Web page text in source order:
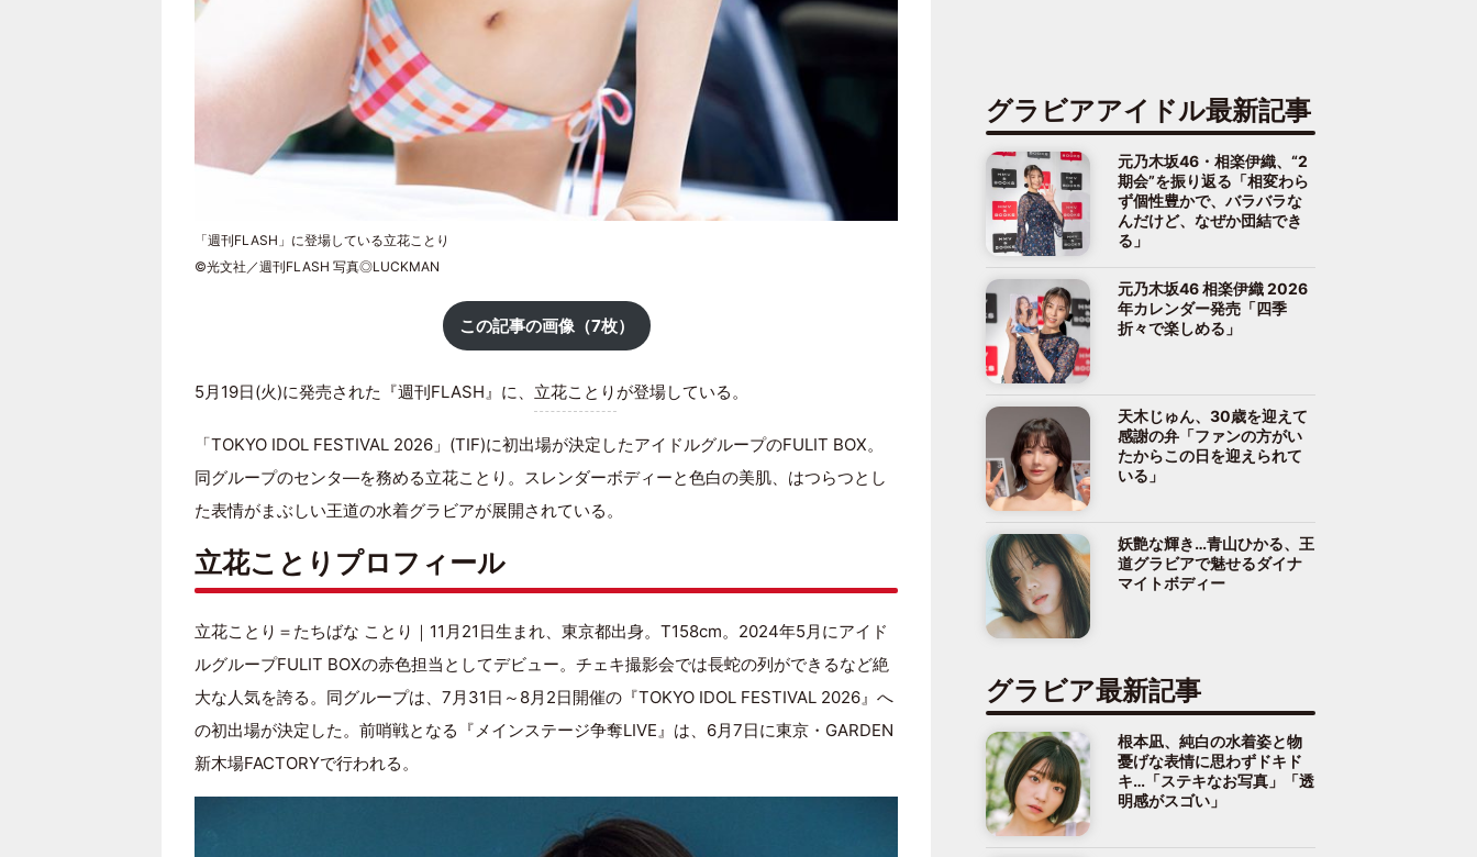
「週刊FLASH」に登場している立花ことり
©光文社／週刊FLASH 写真◎LUCKMAN
この記事の画像（7枚）
5月19日(火)に発売された『週刊FLASH』に、 立花ことり が登場している。
「TOKYO IDOL FESTIVAL 2026」(TIF)に初出場が決定したアイドルグループのFULIT BOX。
同グループのセンタ―を務める立花ことり。スレンダーボディーと色白の美肌、はつらつとし
た表情がまぶしい王道の水着グラビアが展開されている。
立花ことりプロフィール
立花ことり＝たちばな ことり｜11月21日生まれ、東京都出身。T158cm。2024年5月にアイド
ルグループFULIT BOXの赤色担当としてデビュー。チェキ撮影会では長蛇の列ができるなど絶
大な人気を誇る。同グループは、7月31日～8月2日開催の『TOKYO IDOL FESTIVAL 2026』へ
の初出場が決定した。前哨戦となる『メインステージ争奪LIVE』は、6月7日に東京・GARDEN
新木場FACTORYで行われる。
グラビアアイドル最新記事
元乃木坂46・相楽伊織、“2
期会”を振り返る「相変わら
ず個性豊かで、バラバラな
んだけど、なぜか団結でき
る」
元乃木坂46 相楽伊織 2026
年カレンダー発売「四季
折々で楽しめる」
天木じゅん、30歳を迎えて
感謝の弁「ファンの方がい
たからこの日を迎えられて
いる」
妖艶な輝き…青山ひかる、王
道グラビアで魅せるダイナ
マイトボディー
グラビア最新記事
根本凪、純白の水着姿と物
憂げな表情に思わずドキド
キ…「ステキなお写真」「透
明感がスゴい」